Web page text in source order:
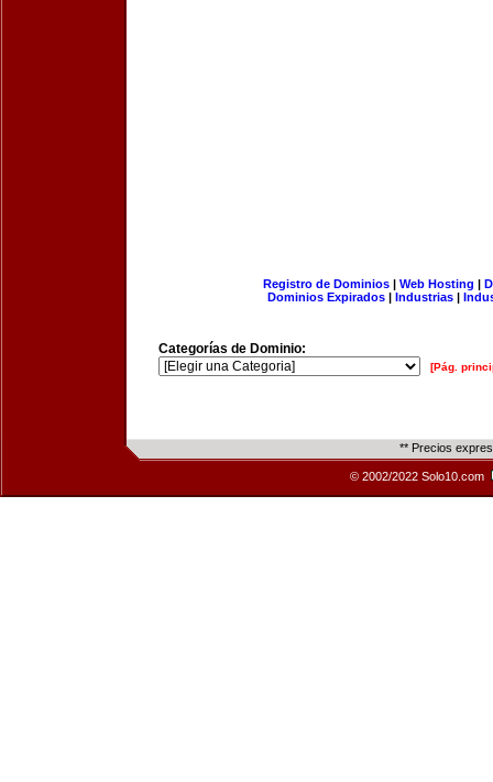
Registro de Dominios| Web Hosting |
Dominios Expirados | Industrias |
Categorías de Dominio:
[Pág.
** Precios
© 2002/2022 Solo10.com